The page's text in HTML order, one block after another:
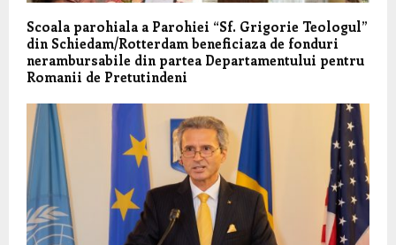
Scoala parohiala a Parohiei “Sf. Grigorie Teologul”
din Schiedam/Rotterdam beneficiaza de fonduri
nerambursabile din partea Departamentului pentru
Romanii de Pretutindeni